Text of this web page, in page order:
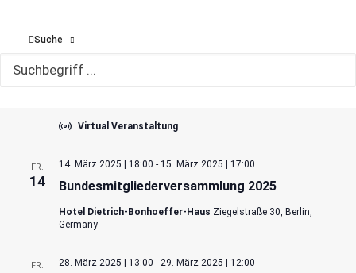
Suche
4
„Impulse“ der NRV
Virtual Veranstaltung
FR.
14 Bundesmitgliederversammlung 2025
14. März 2025 | 18:00 - 15. März 2025 | 17:00
Hotel Dietrich-Bonhoeffer-Haus Ziegelstraße 30, Berlin,
Germany
FR. 28. März 2025 | 13:00 - 29. März 2025 | 12:00